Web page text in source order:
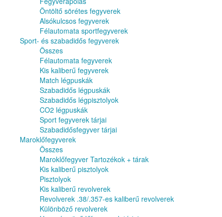
Öntöltő sörétes fegyverek
Alsókulcsos fegyverek
Félautomata sportfegyverek
Sport- és szabadidős fegyverek
Összes
Félautomata fegyverek
Kis kaliberű fegyverek
Match légpuskák
Szabadidős légpuskák
Szabadidős légpisztolyok
CO2 légpuskák
Sport fegyverek tárjai
Szabadidősfegyver tárjai
Maroklőfegyverek
Összes
Maroklőfegyver Tartozékok + tárak
Kis kaliberű pisztolyok
Pisztolyok
Kis kaliberű revolverek
Revolverek .38/.357-es kaliberű revolverek
Különböző revolverek